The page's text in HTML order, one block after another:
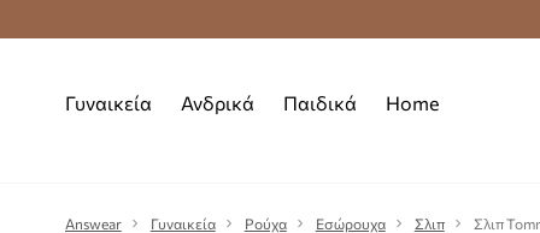
Δωρεάν
Γυναικεία Ανδρικά Παιδικά Home
Answear Γυναικεία Ρούχα Εσώρουχα Σλιπ Σλιπ